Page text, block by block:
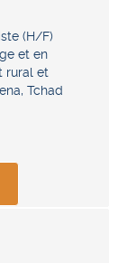
(H/F)
et en
rural et
Tchad